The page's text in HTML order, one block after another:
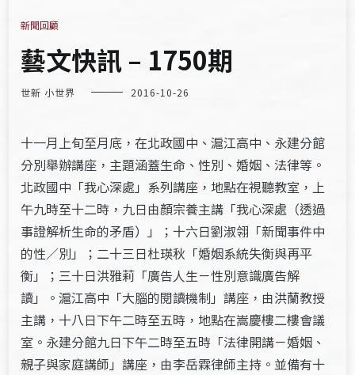
新聞回顧
藝文快訊 – 1750期
世新 小世界 2016-10-26
十一月上旬至月底，在北政國中、滬江高中、永建分館
分別舉辦講座，主題涵蓋生命、性別、婚姻、法律等。
北政國中「我心深處」系列講座，地點在視聽教室，上
午九時至十二時，九日由顏宗養主講「我心深處（透過
事證解析生命的矛盾）」；十六日劉淑翎「新聞事件中
的性／別」；二十三日杜瑛秋「婚姻系統失衡與再平
衡」；三十日洪雅莉「廣告人生－性別意識廣告解
讀」。滬江高中「大腦的閱讀機制」講座，由洪蘭教授
主講，十八日下午二時至五時，地點在嵩慶樓二樓會議
室。永建分館九日下午二時至五時「法律開講－婚姻、
親子與家庭講師」講座，由李岳霖律師主持。並備有十